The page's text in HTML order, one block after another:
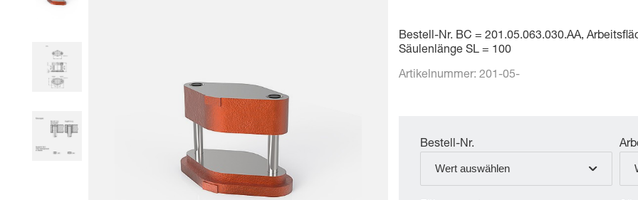
Bestell-Nr. BC = 201.05.063.030.AA,
Säulenlänge SL = 100
Artikelnummer:201-05-
Bestell-Nr.
Wert auswählen